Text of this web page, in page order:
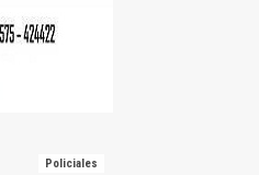
Policiales